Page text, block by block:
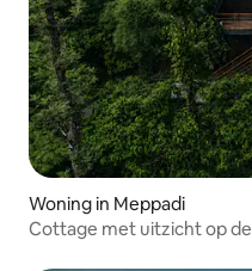
Woning in Meppadi
Cottage met uitzicht op